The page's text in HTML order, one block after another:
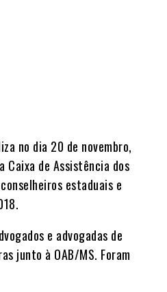
no dia 20 de novembro,
Caixa de Assistência dos
estaduais e
e advogadas de
junto à OAB/MS. Foram